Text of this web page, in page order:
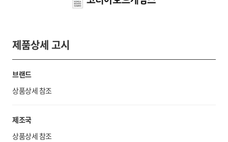
제품상세 고시
브랜드
상품상세 참조
제조국
상품상세 참조